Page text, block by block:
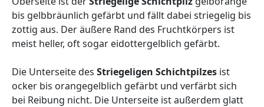
bis gelbbräunlich gefärbt und fällt dabei striegelig bis
zottig aus. Der äußere Rand des Fruchtkörpers ist
meist heller, oft sogar eidottergelblich gefärbt.
Die Unterseite des Striegeligen Schichtpilzes ist
ocker bis orangegelblich gefärbt und verfärbt sich
bei Reibung nicht. Die Unterseite ist außerdem glatt